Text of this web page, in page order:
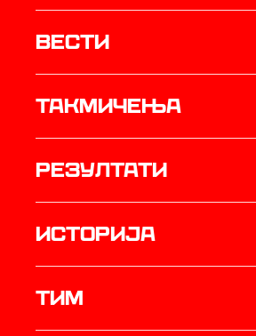
Вести
Такмичења
резултати
историја
ТИМ